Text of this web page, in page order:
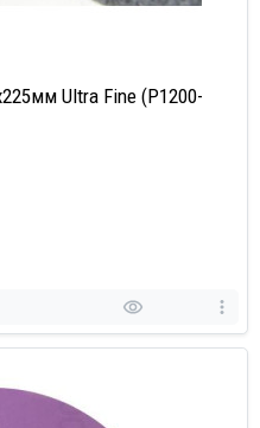
Ultra Fine (P1200-